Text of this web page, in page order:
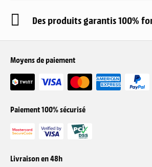
Des produits garantis 100%
Moyens de paiement
Paiement 100% sécurisé
Livraison en 48h